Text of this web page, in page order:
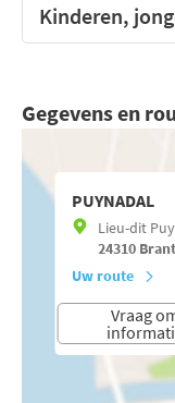
Kinderen,
Gegevens en
PUYNADAL
Lieu-dit
24310
Uw route
Vraag